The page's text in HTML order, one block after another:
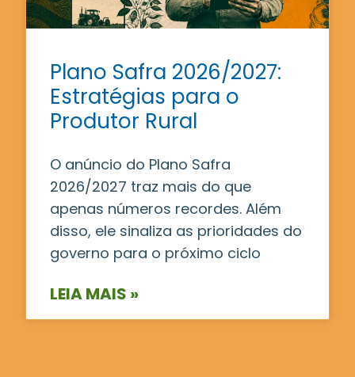
Plano Safra 2026/2027:
Estratégias para o
Produtor Rural
O anúncio do Plano Safra
2026/2027 traz mais do que
apenas números recordes. Além
disso, ele sinaliza as prioridades do
governo para o próximo ciclo
LEIA MAIS »